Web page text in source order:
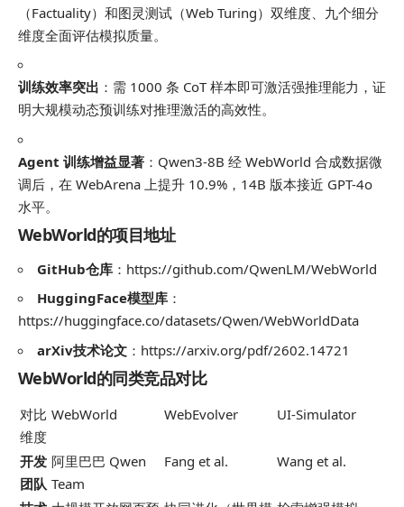
（Factuality）和图灵测试（Web Turing）双维度、九个细分
维度全面评估模拟质量。
训练效率突出 ：需 1000 条 CoT 样本即可激活强推理能力，证
明大规模动态预训练对推理激活的高效性。
Agent 训练增益显著 ：Qwen3-8B 经 WebWorld 合成数据微
调后，在 WebArena 上提升 10.9%，14B 版本接近 GPT-4o
水平。
WebWorld的项目地址
GitHub仓库 ：https://github.com/QwenLM/WebWorld
HuggingFace模型库 ：
https://huggingface.co/datasets/Qwen/WebWorldData
arXiv技术论文 ：https://arxiv.org/pdf/2602.14721
WebWorld的同类竞品对比
对比
维度
WebWorld WebEvolver UI-Simulator
开发
团队
阿里巴巴 Qwen
Team
Fang et al. Wang et al.